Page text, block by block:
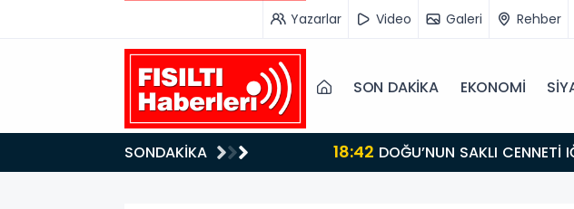
Yazarlar Video Galeri Rehber
SON DAKİKA EKONOMİ
SONDAKİKA 18:42DOĞU’NUN SAKLI CENNETİ IĞDIR, GASTRONOMİSİYLE GÖZ DOLDURUYOR: KAFKAS VE ANADOLU
KÜLTÜRÜNÜN BULUŞMA NOKTASI